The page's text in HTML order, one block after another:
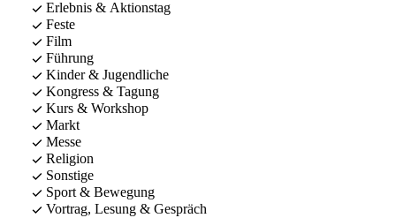
Erlebnis & Aktionstag
Feste
Film
Führung
Kinder & Jugendliche
Kongress & Tagung
Kurs & Workshop
Markt
Messe
Religion
Sonstige
Sport & Bewegung
Vortrag, Lesung & Gespräch